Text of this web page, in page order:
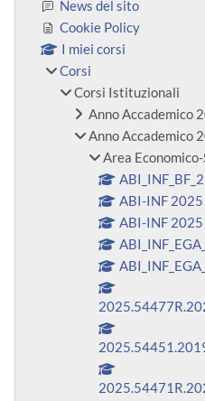
News del sito
Cookie Policy
I miei corsi
Corsi
Corsi Istituzionali
Anno Accademico
Anno Accademico
Area
ABI-INF
ABI-INF 2025